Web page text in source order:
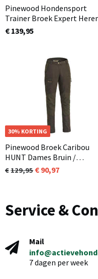
Pinewood Hondensport
Trainer Broek Expert
Zwart (400)
€ 139,95
30% KORTING
Pinewood Broek Caribou
HUNT Dames Bruin /
Olijfgroen (244)
129,95 90,97
Service &
Mail
7 dagen per week